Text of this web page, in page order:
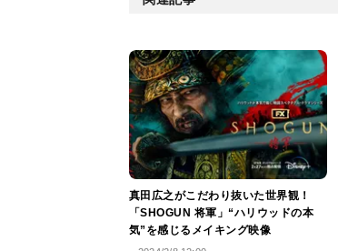
真田広之がこだわり抜いた世界観！
「SHOGUN 将軍」“ハリウッドの本
気”を感じるメイキング映像